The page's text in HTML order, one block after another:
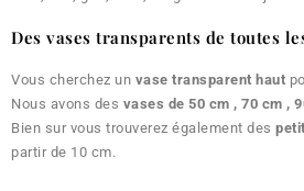
Des vases transparents de toutes
Vous cherchez un vase transparent haut
Nous avons des vases de 50 cm , 70 cm ,
Bien sur vous trouverez également des
partir de 10 cm.